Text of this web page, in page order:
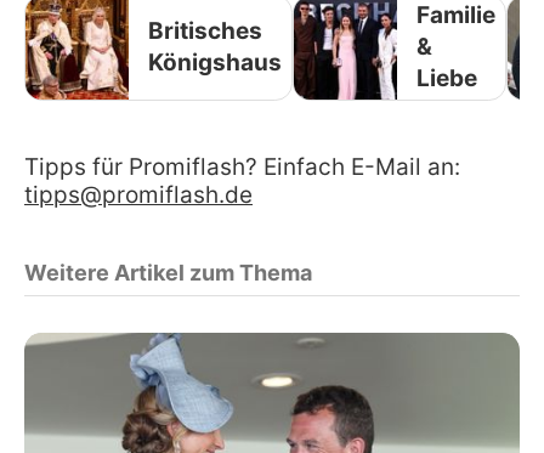
Britisches
Königshaus
Familie
&
Liebe
Tipps für Promiflash? Einfach E-Mail an:
tipps@promiflash.de
Weitere Artikel zum Thema